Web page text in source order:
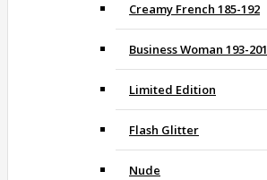
Creamy French 185-192
Business Woman 193-201
Limited Edition
Flash Glitter
Nude